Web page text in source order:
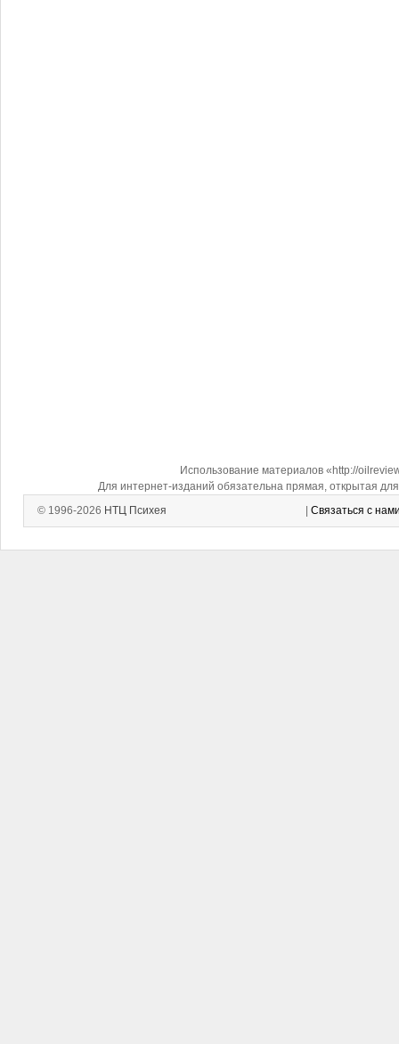
Использование материалов «http://
Для интернет-изданий обязательна прямая, открытая
© 1996-2026 НТЦ Психея Связаться с